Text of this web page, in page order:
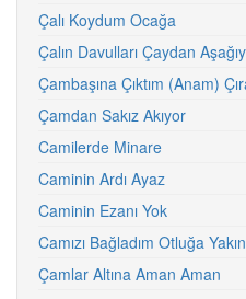
Çalı Koydum Ocağa
Çalın Davulları Çaydan
Çambaşına Çıktım (Anam)
Çamdan Sakız Akıyor
Camilerde Minare
Caminin Ardı Ayaz
Caminin Ezanı Yok
Camızı Bağladım Otluğa Yakın
Çamlar Altına Aman Aman